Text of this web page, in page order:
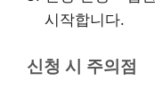
시작합니다.
신청 시 주의점